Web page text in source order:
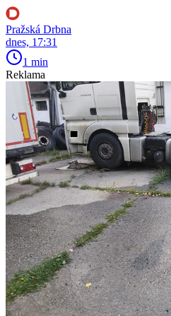
Pražská Drbna
dnes, 17:31
1 min
Reklama